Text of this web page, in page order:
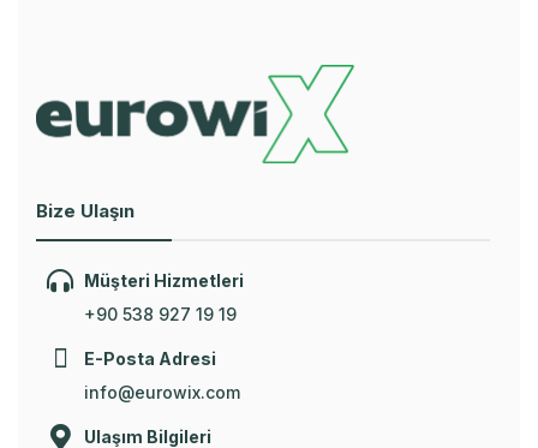
Bize Ulaşın
Müşteri Hizmetleri
+90 538 927 19 19
E-Posta Adresi
info@eurowix.com
Ulaşım Bilgileri